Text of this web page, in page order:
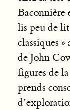
Baconnière
lis peu de
classiques
de John
figures de
prends